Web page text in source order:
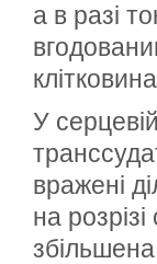
а в разі
У
вражені
на